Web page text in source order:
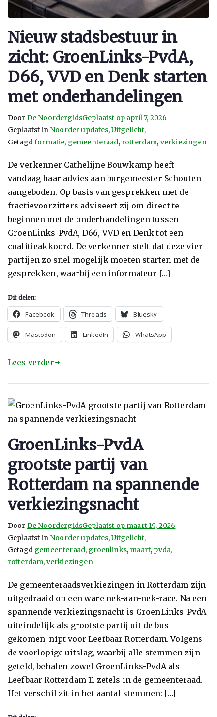
Nieuw stadsbestuur in
zicht: GroenLinks-PvdA,
D66, VVD en Denk starten
met onderhandelingen
Door De NoordergidsGeplaatst op april 7, 2026
Geplaatst in Noorder updates,Uitgelicht,
Getagdformatie, gemeenteraad, rotterdam, verkiezingen
De verkenner Cathelijne Bouwkamp heeft
vandaag haar advies aan burgemeester Schouten
aangeboden. Op basis van gesprekken met de
fractievoorzitters adviseert zij om direct te
beginnen met de onderhandelingen tussen
GroenLinks-PvdA, D66, VVD en Denk tot een
coalitieakkoord. De verkenner stelt dat deze vier
partijen zo snel mogelijk moeten starten met de
gesprekken, waarbij een informateur […]
Dit delen:
Facebook Threads Bluesky
Mastodon LinkedIn WhatsApp
Lees verder
GroenLinks-PvdA
grootste partij van
Rotterdam na spannende
verkiezingsnacht
Door De NoordergidsGeplaatst op maart 19, 2026
Geplaatst in Noorder updates,Uitgelicht,
Getagd gemeenteraad, groenlinks, maart, pvda,
rotterdam, verkiezingen
De gemeenteraadsverkiezingen in Rotterdam zijn
uitgedraaid op een ware nek-aan-nek-race. Na een
spannende verkiezingsnacht is GroenLinks-PvdA
uiteindelijk als grootste partij uit de bus
gekomen, nipt voor Leefbaar Rotterdam. Volgens
de voorlopige uitslag, waarbij alle stemmen zijn
geteld, behalen zowel GroenLinks-PvdA als
Leefbaar Rotterdam 11 zetels in de gemeenteraad.
Het verschil zit in het aantal stemmen: […]